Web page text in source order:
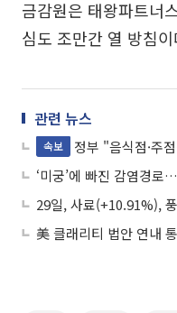
금감원은 태왕파트너
심도 조만간 열 방침
관련 뉴스
속보
정부 "음식점·주점